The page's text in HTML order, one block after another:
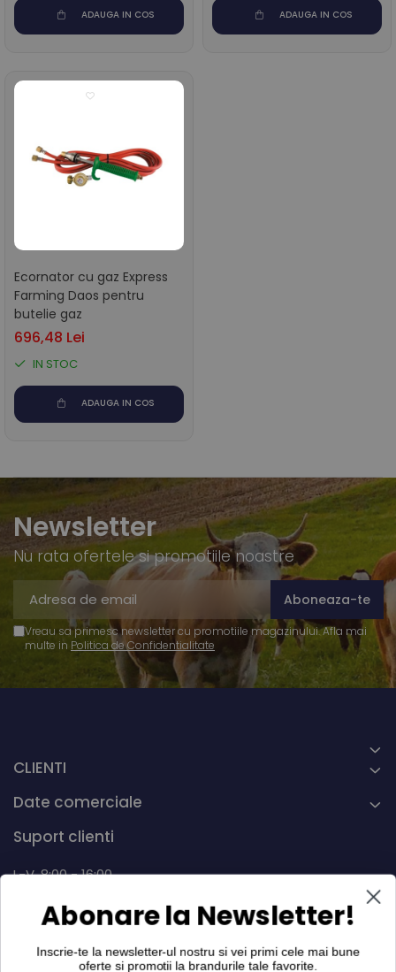
ADAUGA IN COS ADAUGA IN COS
Ecornator cu gaz Express
Farming Daos pentru
butelie gaz
696,48 Lei
IN STOC
ADAUGA IN COS
Newsletter
Nu rata ofertele si promotiile noastre
Vreau sa primesc newsletter cu promotiile magazinului. Afla mai
multe in Politica de Confidentialitate
CLIENTI
Date comerciale
Suport clienti
L-V, 8:00 - 16:00
0742 268.889
info@dairymax.ro
Abonare la Newsletter!
Inscrie-te la newsletter-ul nostru si vei primi cele mai bune
oferte si promotii la brandurile tale favorite.